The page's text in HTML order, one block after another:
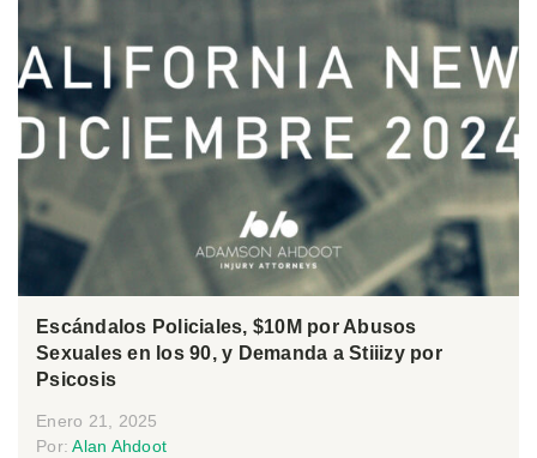
Escándalos Policiales, $10M por Abusos
Sexuales en los 90, y Demanda a Stiiizy por
Psicosis
Enero 21, 2025
Por:Alan Ahdoot